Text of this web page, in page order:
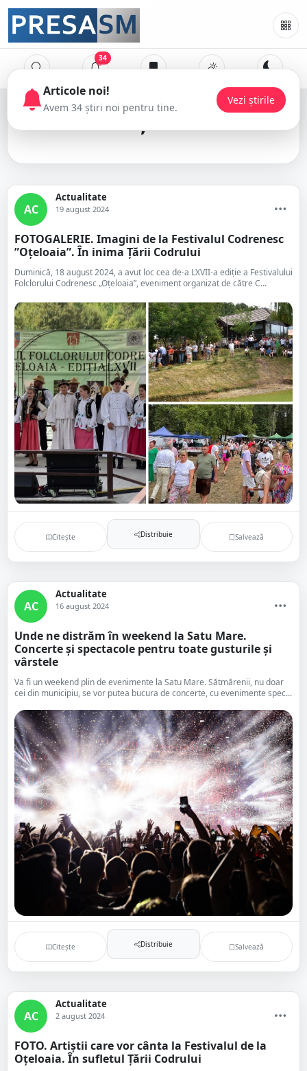
34
Oțeloaia
AC
Actualitate
19 august 2024
FOTOGALERIE. Imagini de la Festivalul Codrenesc
”Oțeloaia”. În inima Țării Codrului
Duminică, 18 august 2024, a avut loc cea de-a LXVII-a ediție a Festivalului
Folclorului Codrenesc „Oțeloaia”, eveniment organizat de către C...
Citește Distribuie Salvează
AC
Actualitate
16 august 2024
Unde ne distrăm în weekend la Satu Mare.
Concerte și spectacole pentru toate gusturile și
vârstele
Va fi un weekend plin de evenimente la Satu Mare. Sătmărenii, nu doar
cei din municipiu, se vor putea bucura de concerte, cu evenimente spec...
Citește Distribuie Salvează
AC
Actualitate
2 august 2024
FOTO. Artiștii care vor cânta la Festivalul de la
Oțeloaia. În sufletul Țării Codrului
Articole noi!
Avem 34 știri noi pentru tine.
Vezi știrile